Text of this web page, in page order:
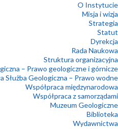
O Instytucie
Misja i wizja
Strategia
Statut
Dyrekcja
Rada Naukowa
Struktura organizacyjna
– Prawo geologiczne i górnicze
Służba Geologiczna – Prawo wodne
Współpraca międzynarodowa
Współpraca z samorządami
Muzeum Geologiczne
Biblioteka
Wydawnictwa